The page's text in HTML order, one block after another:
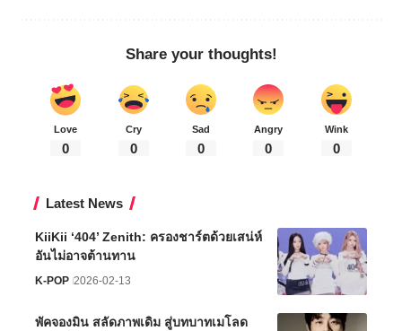
Share your thoughts!
Love
0
Cry
0
Sad
0
Angry
0
Wink
0
Latest News
KiiKii ‘404’ Zenith: ครองชาร์ตด้วยเสน่ห์
อันไม่อาจต้านทาน
K-POP 2026-02-13
พัคจองมิน สลัดภาพเดิม สู่บทบาทเมโลด